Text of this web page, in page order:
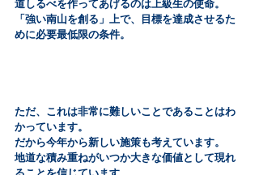
道しるべを作ってあげるのは上級生の使命。
「強い南山を創る」上で、目標を達成させるた
めに必要最低限の条件。
ただ、これは非常に難しいことであることはわ
かっています。
だから今年から新しい施策も考えています。
地道な積み重ねがいつか大きな価値として現れ